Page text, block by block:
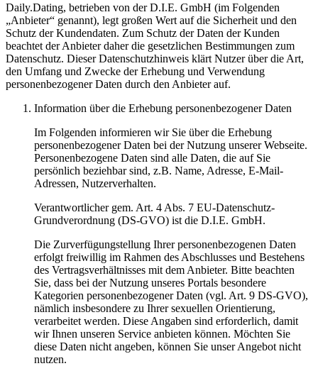
Daily.Dating, betrieben von der D.I.E. GmbH (im Folgenden
„Anbieter“ genannt), legt großen Wert auf die Sicherheit und den
Schutz der Kundendaten. Zum Schutz der Daten der Kunden
beachtet der Anbieter daher die gesetzlichen Bestimmungen zum
Datenschutz. Dieser Datenschutzhinweis klärt Nutzer über die Art,
den Umfang und Zwecke der Erhebung und Verwendung
personenbezogener Daten durch den Anbieter auf.
Information über die Erhebung personenbezogener Daten
Im Folgenden informieren wir Sie über die Erhebung
personenbezogener Daten bei der Nutzung unserer Webseite.
Personenbezogene Daten sind alle Daten, die auf Sie
persönlich beziehbar sind, z.B. Name, Adresse, E-Mail-
Adressen, Nutzerverhalten.
Verantwortlicher gem. Art. 4 Abs. 7 EU-Datenschutz-
Grundverordnung (DS-GVO) ist die D.I.E. GmbH.
Die Zurverfügungstellung Ihrer personenbezogenen Daten
erfolgt freiwillig im Rahmen des Abschlusses und Bestehens
des Vertragsverhältnisses mit dem Anbieter. Bitte beachten
Sie, dass bei der Nutzung unseres Portals besondere
Kategorien personenbezogener Daten (vgl. Art. 9 DS-GVO),
nämlich insbesondere zu Ihrer sexuellen Orientierung,
verarbeitet werden. Diese Angaben sind erforderlich, damit
wir Ihnen unseren Service anbieten können. Möchten Sie
diese Daten nicht angeben, können Sie unser Angebot nicht
nutzen.